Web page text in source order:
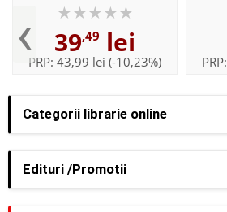
Categorii librarie online
Edituri /Promotii
‹ 39,49 lei
PRP: 43,99 lei (-10,23%) PRP: